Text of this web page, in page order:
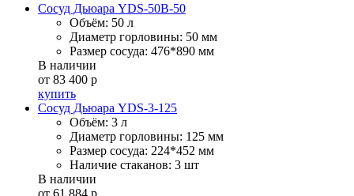
Сосуд Дьюара YDS-50B-50
Объём: 50 л
Диаметр горловины: 50 мм
Размер сосуда: 476*890 мм
В наличии
от 83 400 р
купить
Сосуд Дьюара YDS-3-125
Объём: 3 л
Диаметр горловины: 125 мм
Размер сосуда: 224*452 мм
Наличие стаканов: 3 шт
В наличии
от 61 884 р